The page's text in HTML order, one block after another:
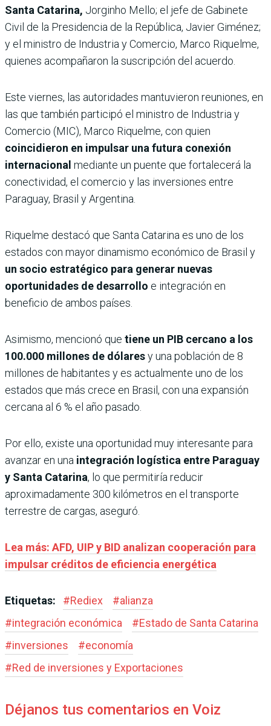
Santa Catarina, Jorginho Mello; el jefe de Gabinete
Civil de la Presidencia de la República, Javier Giménez;
y el ministro de Industria y Comercio, Marco Riquelme,
quienes acompañaron la suscripción del acuerdo.
Este viernes, las autoridades mantuvieron reuniones, en
las que también participó el ministro de Industria y
Comercio (MIC), Marco Riquelme, con quien
coincidieron en impulsar una futura conexión
internacional mediante un puente que fortalecerá la
conectividad, el comercio y las inversiones entre
Paraguay, Brasil y Argentina.
Riquelme destacó que Santa Catarina es uno de los
estados con mayor dinamismo económico de Brasil y
un socio estratégico para generar nuevas
oportunidades de desarrollo e integración en
beneficio de ambos países.
Asimismo, mencionó que tiene un PIB cercano a los
100.000 millones de dólaresy una población de 8
millones de habitantes y es actualmente uno de los
estados que más crece en Brasil, con una expansión
cercana al 6 % el año pasado.
Por ello, existe una oportunidad muy interesante para
avanzar en una integración logística entre Paraguay
y Santa Catarina, lo que permitiría reducir
aproximadamente 300 kilómetros en el transporte
terrestre de cargas, aseguró.
Lea más: AFD, UIP y BID analizan cooperación para
impulsar créditos de eficiencia energética
Etiquetas: #Rediex #alianza
#integración económica #Estado de Santa Catarina
#inversiones #economía
#Red de inversiones y Exportaciones
Déjanos tus comentarios en Voiz